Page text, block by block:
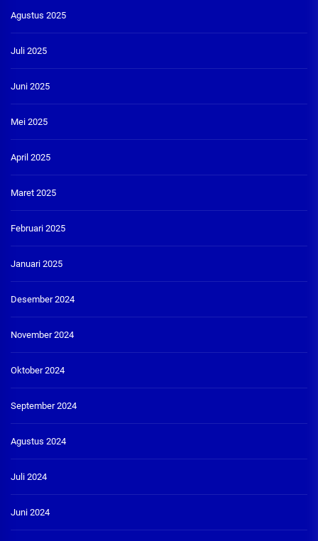
Agustus 2025
Juli 2025
Juni 2025
Mei 2025
April 2025
Maret 2025
Februari 2025
Januari 2025
Desember 2024
November 2024
Oktober 2024
September 2024
Agustus 2024
Juli 2024
Juni 2024